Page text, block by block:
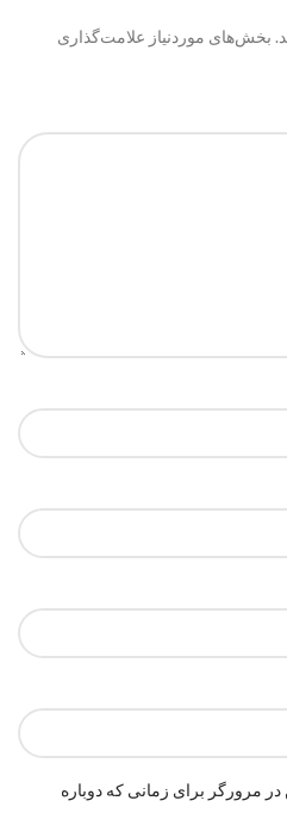
بخش‌های موردنیاز علامت‌گذاری
مرورگر برای زمانی که دوباره